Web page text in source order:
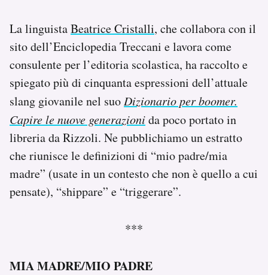
La linguistaBeatrice Cristalli, che collabora con il
sito dell’Enciclopedia Treccani e lavora come
consulente per l’editoria scolastica, ha raccolto e
spiegato più di cinquanta espressioni dell’attuale
slang giovanile nel suo Dizionario per boomer.
Capire le nuove generazionida poco portato in
libreria da Rizzoli. Ne pubblichiamo un estratto
che riunisce le definizioni di “mio padre/mia
madre” (usate in un contesto che non è quello a cui
pensate), “shippare” e “triggerare”.
***
MIA MADRE/MIO PADRE